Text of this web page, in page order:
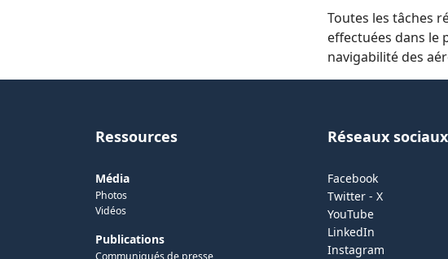
Toutes les tâches
effectuées dans le
navigabilité des
Ressources
Média
Photos
Vidéos
Publications
Communiqués de presse
Réseaux sociaux
Facebook
Twitter - X
YouTube
LinkedIn
Instagram